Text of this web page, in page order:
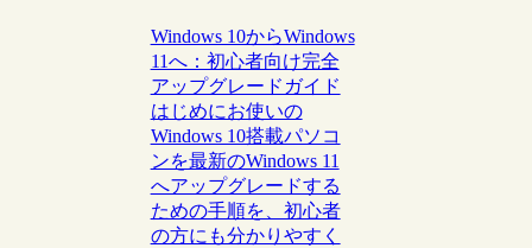
Windows 10からWindows
11へ：初心者向け完全
アップグレードガイド
はじめにお使いの
Windows 10搭載パソコ
ンを最新のWindows 11
へアップグレードする
ための手順を、初心者
の方にも分かりやすく